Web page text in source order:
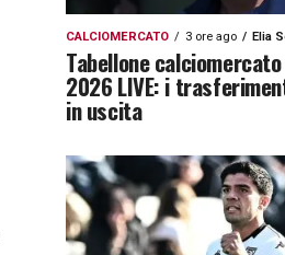
CALCIOMERCATO 3 ore ago Elia
Tabellone
2026 LIVE: i
in uscita